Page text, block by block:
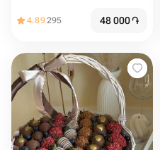
4.89295 48 000֏